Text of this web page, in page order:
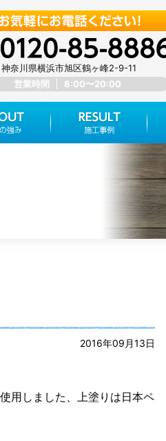
神奈川県横浜市旭区鶴ヶ峰2-9-11
営業時間
8:00〜20:00
2016年09月13日
用しました、上塗りは日本ペ